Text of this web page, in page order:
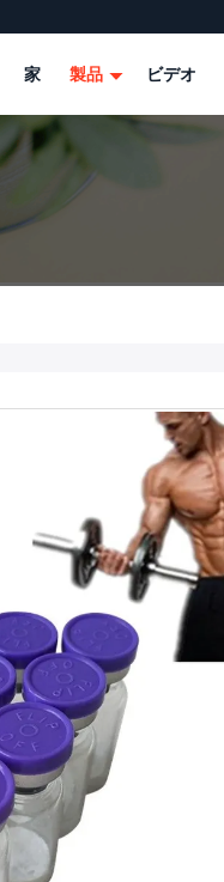
家 製品 ビデオ